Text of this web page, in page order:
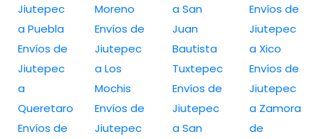
Jiutepec
a Puebla
Envíos de
Jiutepec
a
Queretaro
Envíos de
Moreno
Envíos de
Jiutepec
a Los
Mochis
Envíos de
Jiutepec
a San
Juan
Bautista
Tuxtepec
Envíos de
Jiutepec
a San
Envíos de
Jiutepec
a Xico
Envíos de
Jiutepec
a Zamora
de